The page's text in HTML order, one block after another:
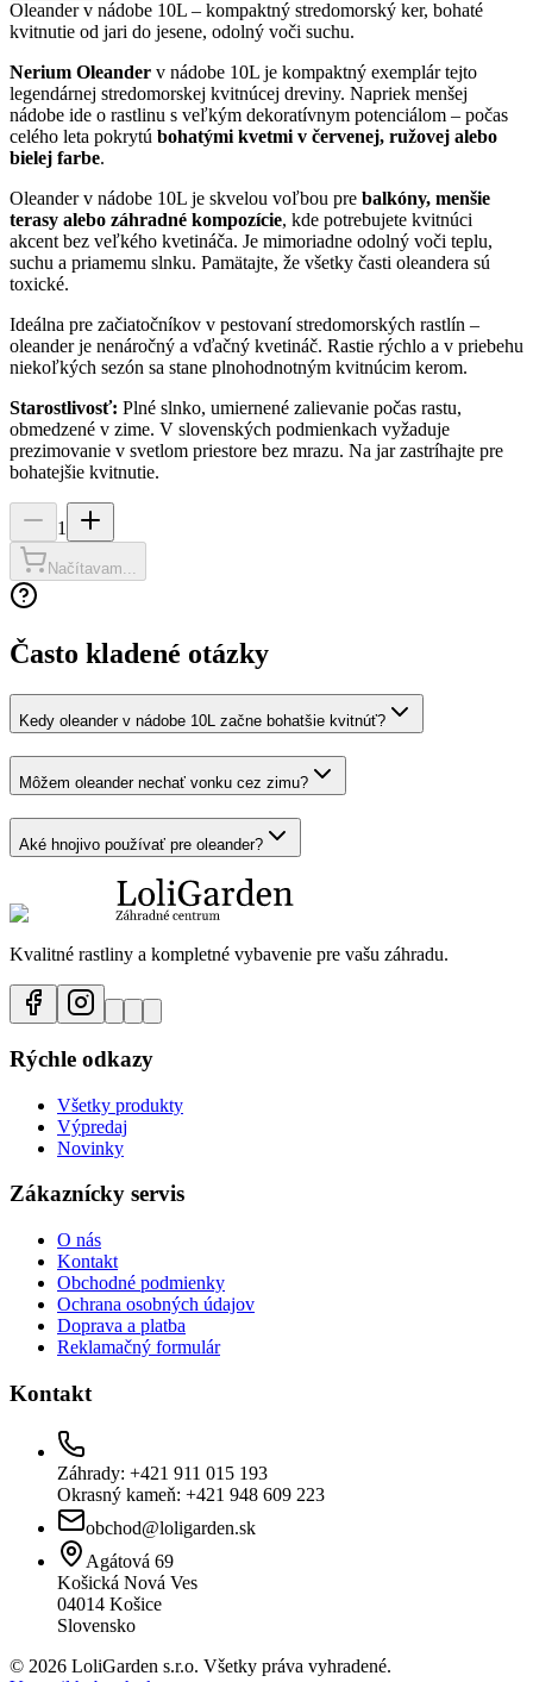
Oleander v nádobe 10L – kompaktný stredomorský ker, bohaté
kvitnutie od jari do jesene, odolný voči suchu.
Nerium Oleander v nádobe 10L je kompaktný exemplár tejto
legendárnej stredomorskej kvitnúcej dreviny. Napriek menšej
nádobe ide o rastlinu s veľkým dekoratívnym potenciálom – počas
celého leta pokrytú bohatými kvetmi v červenej, ružovej alebo
bielej farbe.
Oleander v nádobe 10L je skvelou voľbou pre balkóny, menšie
terasy alebo záhradné kompozície, kde potrebujete kvitnúci
akcent bez veľkého kvetináča. Je mimoriadne odolný voči teplu,
suchu a priamemu slnku. Pamätajte, že všetky časti oleandera sú
toxické.
Ideálna pre začiatočníkov v pestovaní stredomorských rastlín –
oleander je nenáročný a vďačný kvetináč. Rastie rýchlo a v priebehu
niekoľkých sezón sa stane plnohodnotným kvitnúcim kerom.
Starostlivosť: Plné slnko, umiernené zalievanie počas rastu,
obmedzené v zime. V slovenských podmienkach vyžaduje
prezimovanie v svetlom priestore bez mrazu. Na jar zastríhajte pre
bohatejšie kvitnutie.
1
Načítavam...
Často kladené otázky
Kedy oleander v nádobe 10L začne bohatšie kvitnúť?
Môžem oleander nechať vonku cez zimu?
Aké hnojivo používať pre oleander?
Kvalitné rastliny a kompletné vybavenie pre vašu záhradu.
Rýchle odkazy
Všetky produkty
Výpredaj
Novinky
Zákaznícky servis
O nás
Kontakt
Obchodné podmienky
Ochrana osobných údajov
Doprava a platba
Reklamačný formulár
Kontakt
Záhrady: +421 911 015 193
Okrasný kameň: +421 948 609 223
obchod@loligarden.sk
Agátová 69
Košická Nová Ves
04014 Košice
Slovensko
© 2026 LoliGarden s.r.o. Všetky práva vyhradené.